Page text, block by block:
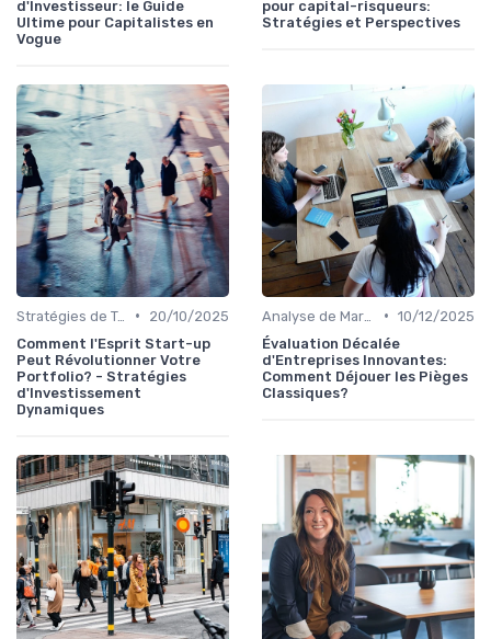
d'Investisseur: le Guide
Ultime pour Capitalistes en
Vogue
pour capital-risqueurs:
Stratégies et Perspectives
Stratégies de Trading •
20/10/2025
Comment l'Esprit Start-up
Peut Révolutionner Votre
Portfolio? - Stratégies
d'Investissement
Dynamiques
• 10/12/2025
Évaluation Décalée
d'Entreprises Innovantes:
Comment Déjouer les Pièges
Classiques?